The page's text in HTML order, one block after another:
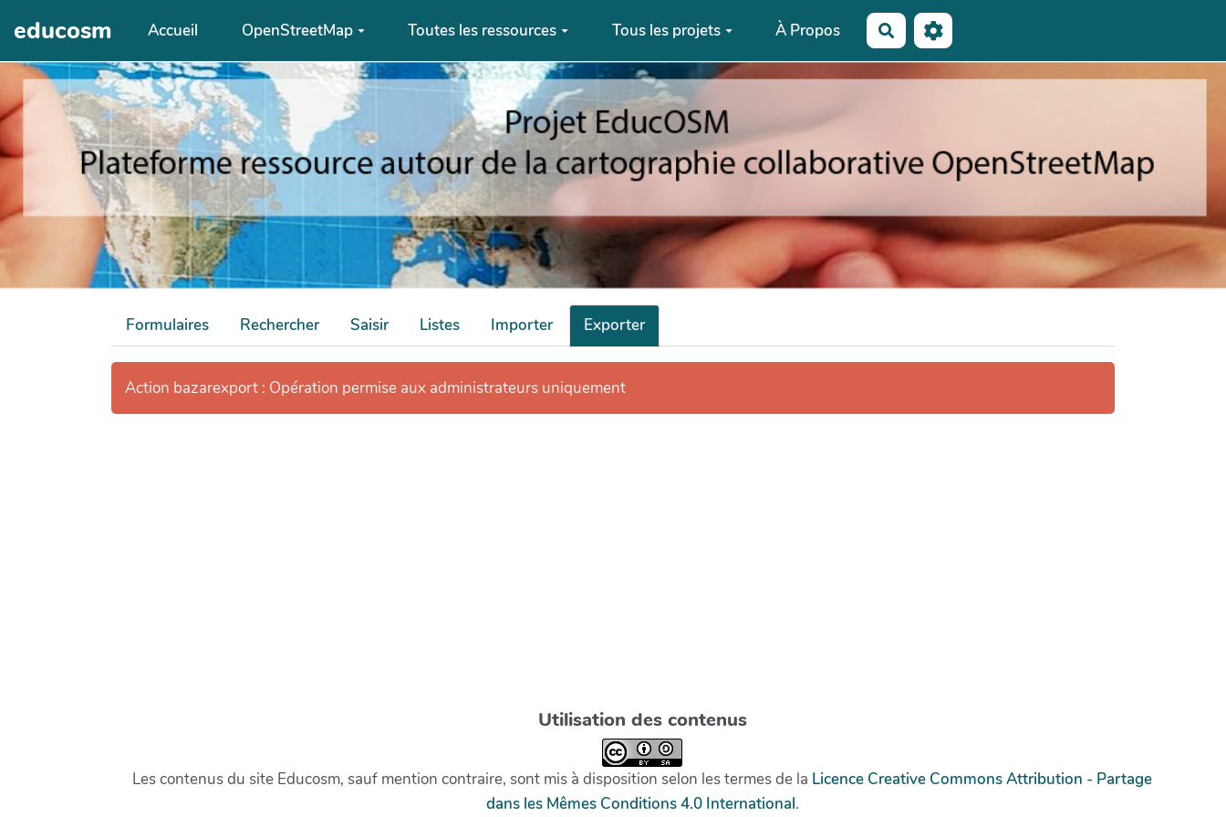
Aller au contenu principal
educosm Accueil OpenStreetMap Toutes les ressources Tous les projets À Propos Rechercher
Formulaires Rechercher Saisir Listes Importer Exporter
Action bazarexport : Opération permise aux administrateurs uniquement
Utilisation des contenus
Les contenus du site Educosm, sauf mention contraire, sont mis à disposition selon les termes de la Licence Creative Commons Attribution - Partage
dans les Mêmes Conditions 4.0 International.